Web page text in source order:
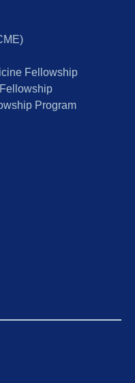
Fellowship
Program